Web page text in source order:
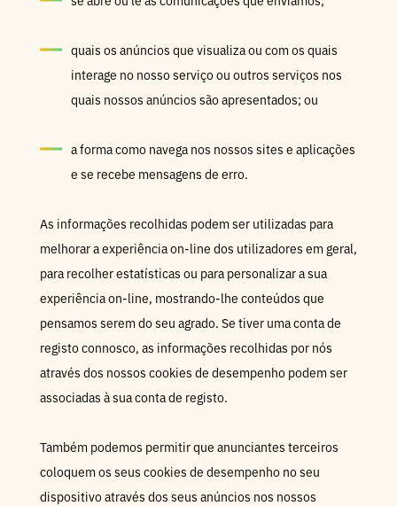
quais os anúncios que visualiza ou com os quais
interage no nosso serviço ou outros serviços nos
quais nossos anúncios são apresentados; ou
a forma como navega nos nossos sites e aplicações
e se recebe mensagens de erro.
As informações recolhidas podem ser utilizadas para
melhorar a experiência on-line dos utilizadores em geral,
para recolher estatísticas ou para personalizar a sua
experiência on-line, mostrando-lhe conteúdos que
pensamos serem do seu agrado. Se tiver uma conta de
registo connosco, as informações recolhidas por nós
através dos nossos cookies de desempenho podem ser
associadas à sua conta de registo.
Também podemos permitir que anunciantes terceiros
coloquem os seus cookies de desempenho no seu
dispositivo através dos seus anúncios nos nossos